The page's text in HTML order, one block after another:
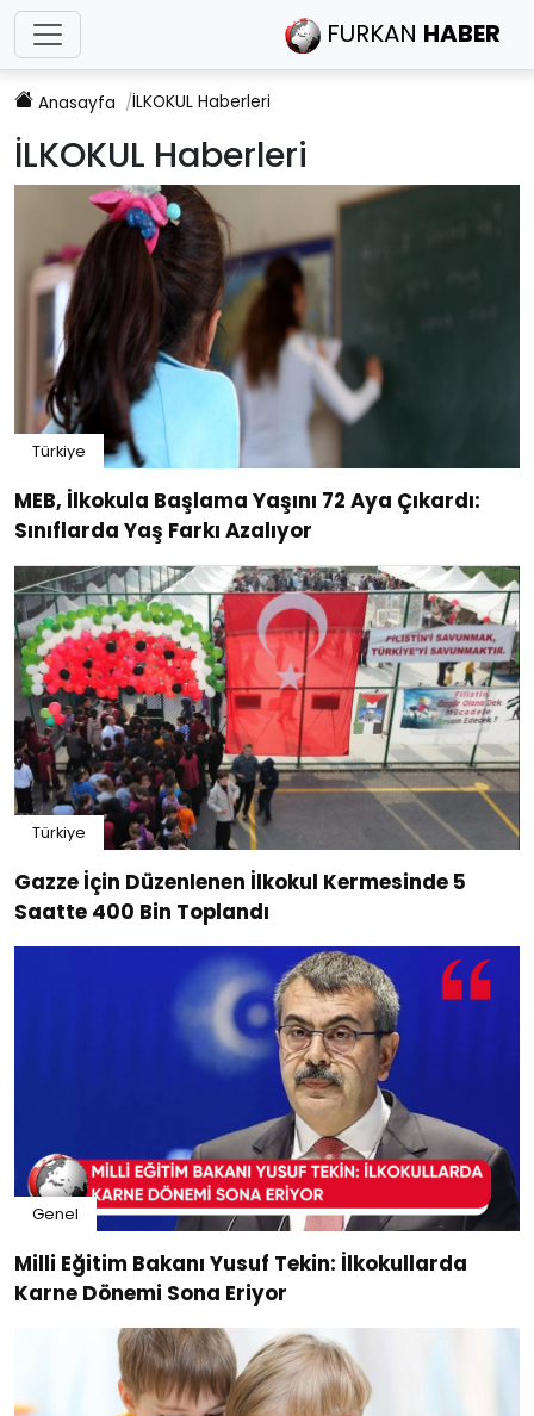
FURKAN HABER
Anasayfa İLKOKUL Haberleri
İLKOKUL Haberleri
Türkiye
MEB, İlkokula Başlama Yaşını 72 Aya Çıkardı:
Sınıflarda Yaş Farkı Azalıyor
Türkiye
Gazze İçin Düzenlenen İlkokul Kermesinde 5
Saatte 400 Bin Toplandı
Genel
Milli Eğitim Bakanı Yusuf Tekin: İlkokullarda
Karne Dönemi Sona Eriyor